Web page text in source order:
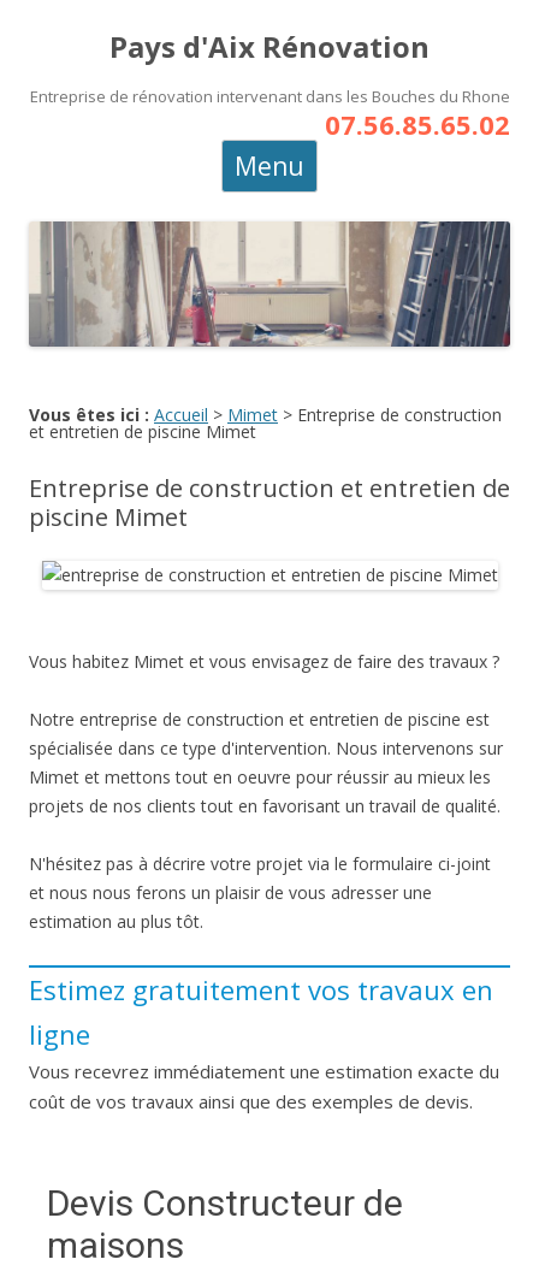
Pays d'Aix Rénovation
Entreprise de rénovation intervenant dans les Bouches du Rhone
07.56.85.65.02
Menu
Vous êtes ici : Accueil > Mimet > Entreprise de construction
et entretien de piscine Mimet
Entreprise de construction et entretien de
piscine Mimet
Vous habitez Mimet et vous envisagez de faire des travaux ?
Notre entreprise de construction et entretien de piscine est
spécialisée dans ce type d'intervention. Nous intervenons sur
Mimet et mettons tout en oeuvre pour réussir au mieux les
projets de nos clients tout en favorisant un travail de qualité.
N'hésitez pas à décrire votre projet via le formulaire ci-joint
et nous nous ferons un plaisir de vous adresser une
estimation au plus tôt.
Estimez gratuitement vos travaux en
ligne
Vous recevrez immédiatement une estimation exacte du
coût de vos travaux ainsi que des exemples de devis.
Devis Constructeur de
maisons